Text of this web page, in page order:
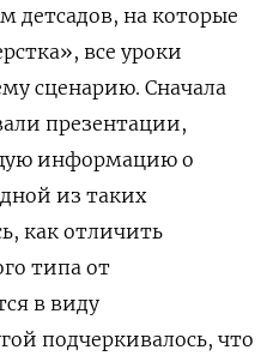
детсадов, на которые
все уроки
сценарию. Сначала
презентации,
информацию о
из таких
как отличить
типа от
в виду
подчеркивалось, что